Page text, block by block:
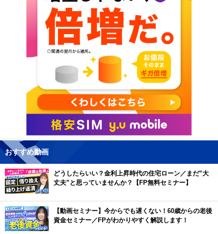
おすすめ動画
どうしたらいい？金利上昇時代の住宅ローン／まだ”大
丈夫”と思っていませんか？【FP無料セミナー】
【動画セミナー】今からでも遅くない！60歳からの老後
資金セミナー／FPがわかりやすく解説します！